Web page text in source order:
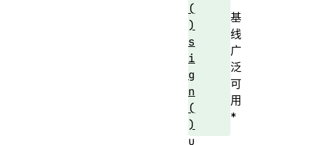
基
线
广
泛
可
用
*
(
)
s
i
g
n
(
)
u